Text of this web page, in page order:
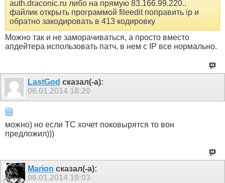
auth.draconic.ru либо на прямую 83.166.99.220..
файлик открыть программой fileedit поправить ip и
обратно закодировать в 413 кодировку
Можно так и не заморачиваться, а просто вместо
апдейтера использовать патч, в нем с IP все нормально.
LastGod сказал(-а):
06.01.2014 18:20
можно) но если ТС хочет поковырятся то вон
предложил)))
Marion сказал(-а):
06.01.2014 19:03